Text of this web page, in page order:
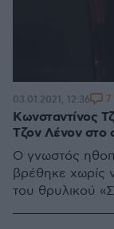
Κωνσταντίνος
Τζον Λένον στο
Ο γνωστός
βρέθηκε χωρίς
του θρυλικού
03.01.2021, 12:36 7